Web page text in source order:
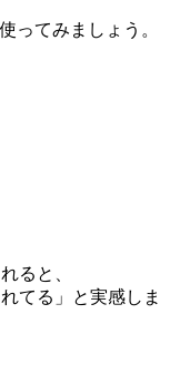
ってみましょう。
ると、
てる」と実感しま